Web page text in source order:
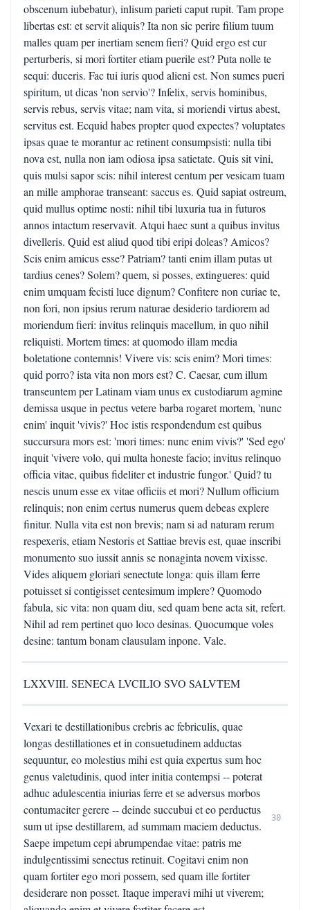
obscenum iubebatur), inlisum parieti caput rupit. Tam prope
libertas est: et servit aliquis? Ita non sic perire filium tuum
malles quam per inertiam senem fieri? Quid ergo est cur
perturberis, si mori fortiter etiam puerile est? Puta nolle te
sequi: duceris. Fac tui iuris quod alieni est. Non sumes pueri
spiritum, ut dicas 'non servio'? Infelix, servis hominibus,
servis rebus, servis vitae; nam vita, si moriendi virtus abest,
servitus est. Ecquid habes propter quod expectes? voluptates
ipsas quae te morantur ac retinent consumpsisti: nulla tibi
nova est, nulla non iam odiosa ipsa satietate. Quis sit vini,
quis mulsi sapor scis: nihil interest centum per vesicam tuam
an mille amphorae transeant: saccus es. Quid sapiat ostreum,
quid mullus optime nosti: nihil tibi luxuria tua in futuros
annos intactum reservavit. Atqui haec sunt a quibus invitus
divelleris. Quid est aliud quod tibi eripi doleas? Amicos?
Scis enim amicus esse? Patriam? tanti enim illam putas ut
tardius cenes? Solem? quem, si posses, extingueres: quid
enim umquam fecisti luce dignum? Confitere non curiae te,
non fori, non ipsius rerum naturae desiderio tardiorem ad
moriendum fieri: invitus relinquis macellum, in quo nihil
reliquisti. Mortem times: at quomodo illam media
boletatione contemnis! Vivere vis: scis enim? Mori times:
quid porro? ista vita non mors est? C. Caesar, cum illum
transeuntem per Latinam viam unus ex custodiarum agmine
demissa usque in pectus vetere barba rogaret mortem, 'nunc
enim' inquit 'vivis?' Hoc istis respondendum est quibus
succursura mors est: 'mori times: nunc enim vivis?' 'Sed ego'
inquit 'vivere volo, qui multa honeste facio; invitus relinquo
officia vitae, quibus fideliter et industrie fungor.' Quid? tu
nescis unum esse ex vitae officiis et mori? Nullum officium
relinquis; non enim certus numerus quem debeas explere
finitur. Nulla vita est non brevis; nam si ad naturam rerum
respexeris, etiam Nestoris et Sattiae brevis est, quae inscribi
monumento suo iussit annis se nonaginta novem vixisse.
Vides aliquem gloriari senectute longa: quis illam ferre
potuisset si contigisset centesimum implere? Quomodo
fabula, sic vita: non quam diu, sed quam bene acta sit, refert.
Nihil ad rem pertinet quo loco desinas. Quocumque voles
desine: tantum bonam clausulam inpone. Vale.
LXXVIII. SENECA LVCILIO SVO SALVTEM
Vexari te destillationibus crebris ac febriculis, quae
longas destillationes et in consuetudinem adductas
sequuntur, eo molestius mihi est quia expertus sum hoc
genus valetudinis, quod inter initia contempsi -- poterat
adhuc adulescentia iniurias ferre et se adversus morbos
contumaciter gerere -- deinde succubui et eo perductus
sum ut ipse destillarem, ad summam maciem deductus.
Saepe impetum cepi abrumpendae vitae: patris me
indulgentissimi senectus retinuit. Cogitavi enim non
quam fortiter ego mori possem, sed quam ille fortiter
desiderare non posset. Itaque imperavi mihi ut viverem;
30